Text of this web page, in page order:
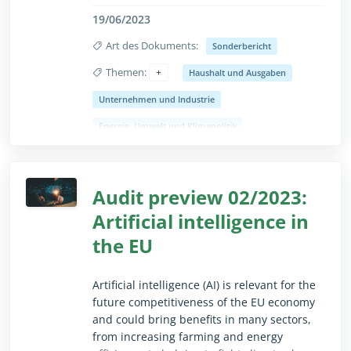
sollte.
Der Hof bewertete die Zweckmäßigkeit
dieses Plans, seine Umsetzung und die
bisher erzielten Ergebnisse. Er kam zu dem
Schluss, dass die Kommission wirksam eine
Industriepolitik der EU im Bereich Batterien
der Zugang zu Rohstoffen nach wie vor eine
große strategische Herausforderung
darstellt. Der Hof empfiehlt, neue
strategische Impulse zur Unterstützung der
19/06/2023
Art des Dokuments: Sonderbericht
Themen:
Einklappen/ausklappen als Vollansicht, nur für
Haushalt und Ausgaben
Unternehmen und Industrie
Energie, Umwelt und Klimapolitik
Verkehr und Mobilität
Audit preview 02/2023:
Artificial intelligence in
the EU
​​Artificial intelligence (AI) is relevant for the
future competitiveness of the EU economy
and could bring benefits in many sectors,
from increasing farming and energy